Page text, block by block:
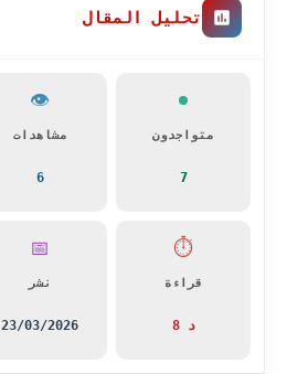
تحليل المقال
متواجدون
7
👁️
مشاهدات
6
⏱️
قراءة
8 د
📅
نشر
23/03/2026